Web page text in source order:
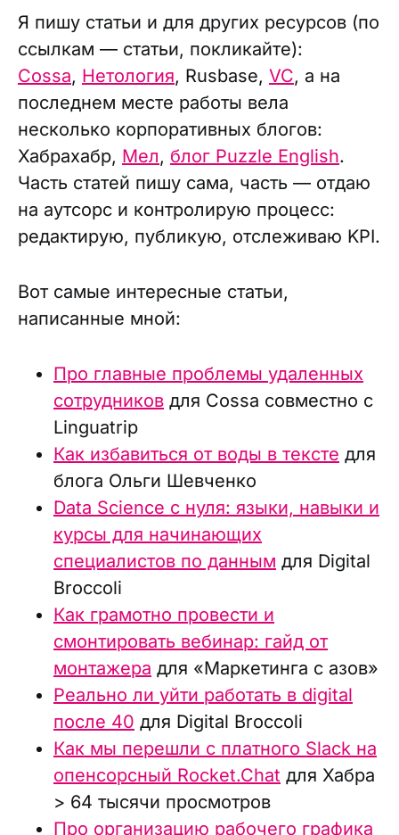
Я пишу статьи и для других ресурсов (по
ссылкам — статьи, покликайте):
Cossa, Нетология, Rusbase, VC, а на
последнем месте работы вела
несколько корпоративных блогов:
Хабрахабр, Мел, блог Puzzle English.
Часть статей пишу сама, часть — отдаю
на аутсорс и контролирую процесс:
редактирую, публикую, отслеживаю KPI.
Вот самые интересные статьи,
написанные мной:
Про главные проблемы удаленных
сотрудников для Cossa совместно с
Linguatrip
Как избавиться от воды в тексте для
блога Ольги Шевченко
Data Science с нуля: языки, навыки и
курсы для начинающих
специалистов по данным для Digital
Broccoli
Как грамотно провести и
смонтировать вебинар: гайд от
монтажера для «Маркетинга с азов»
Реально ли уйти работать в digital
после 40 для Digital Broccoli
Как мы перешли с платного Slack на
опенсорсный Rocket.Chat для Хабра
> 64 тысячи просмотров
Про организацию рабочего графика